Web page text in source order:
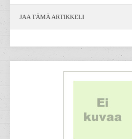
JAA TÄMÄ ARTIKKELI